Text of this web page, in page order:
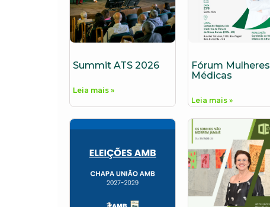
Summit ATS 2026
Leia mais »
Fórum Mulheres
Médicas
Leia mais »